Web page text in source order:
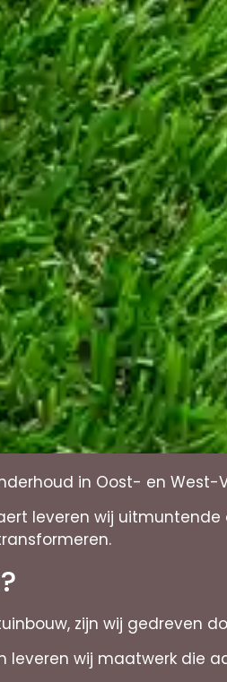
in Oost- en West-
leveren wij
zijn wij gedreven
wij maatwerk die